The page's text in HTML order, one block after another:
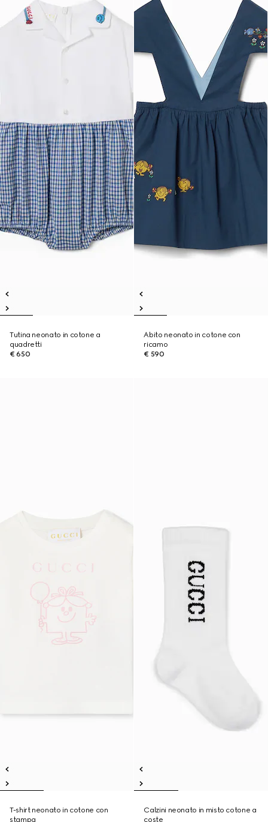
Tutina neonato in cotone a
quadretti
€ 650
Abito neonato in cotone con
ricamo
€ 590
T-shirt neonato in cotone con
stampa
Calzini neonato in misto cotone a
coste